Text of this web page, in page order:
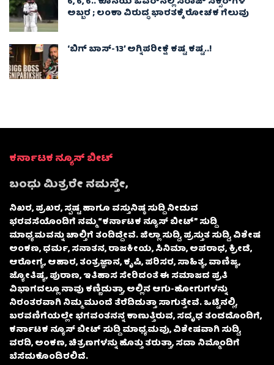
ಅಬ್ಬರ ; ಲಂಕಾ ವಿರುದ್ಧ ಭಾರತಕ್ಕೆ ರೋಚಕ ಗೆಲುವು
‘ಬಿಗ್ ಬಾಸ್-13’ ಅಗ್ನಿಪರೀಕ್ಷೆ ಕಷ್ಟ ಕಷ್ಟ..!
ಕರ್ನಾಟಕ ನ್ಯೂಸ್ ಬೀಟ್
ಬಂಧು ಮಿತ್ರರೇ ನಮಸ್ತೇ,
ನಿಖರ, ಪ್ರಖರ, ಸ್ಪಷ್ಟ ಹಾಗೂ ವಸ್ತುನಿಷ್ಠ ಸುದ್ದಿ ನೀಡುವ
ಭರವಸೆಯೊಂದಿಗೆ ನಮ್ಮ “ಕರ್ನಾಟಕ ನ್ಯೂಸ್ ಬೀಟ್” ಸುದ್ದಿ
ಮಾಧ್ಯಮವನ್ನು ಚಾಲ್ತಿಗೆ ತಂದಿದ್ದೇವೆ. ಜಿಲ್ಲಾ ಸುದ್ದಿ, ಪ್ರಸ್ತುತ ಸುದ್ದಿ, ವಿಶೇಷ
ಅಂಕಣ, ಧರ್ಮ, ಸನಾತನ, ರಾಜಕೀಯ, ಸಿನಿಮಾ, ಅಪರಾಧ, ಕ್ರೀಡೆ,
ಆರೋಗ್ಯ, ಆಹಾರ, ತಂತ್ರಜ್ಞಾನ, ಕೃಷಿ, ಪರಿಸರ, ಸಾಹಿತ್ಯ, ವಾಣಿಜ್ಯ,
ಜ್ಯೋತಿಷ್ಯ, ಪುರಾಣ, ಇತಿಹಾಸ ಸೇರಿದಂತೆ ಈ ಸಮಾಜದ ಪ್ರತಿ
ವಿಭಾಗದಲ್ಲೂ ನಾವು ಕಣ್ಣಿಡುತ್ತಾ, ಅಲ್ಲಿನ ಆಗು-ಹೋಗುಗಳನ್ನು
ನಿರಂತರವಾಗಿ ನಿಮ್ಮ ಮುಂದೆ ತೆರೆದಿಡುತ್ತಾ ಸಾಗುತ್ತೇವೆ. ಒಟ್ಟಿನಲ್ಲಿ,
ಬರವಣಿಗೆಯಲ್ಲೇ ಭಗವಂತನನ್ನ ಕಾಣುತ್ತಿರುವ, ಸದೃಢ ತಂಡದೊಂದಿಗೆ,
ಕರ್ನಾಟಕ ನ್ಯೂಸ್ ಬೀಟ್ ಸುದ್ದಿ ಮಾಧ್ಯಮವು, ವಿಶೇಷವಾಗಿ ಸುದ್ದಿ,
ವರದಿ, ಅಂಕಣ, ಚಿತ್ರಣಗಳನ್ನು ಹೊತ್ತು ತರುತ್ತಾ, ಸದಾ ನಿಮ್ಮೊಂದಿಗೆ
ಬೆಸೆದುಕೊಂಡಿರಲಿದೆ.